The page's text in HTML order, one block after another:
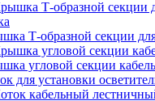
Т-образной секции
угловой секции
для установки